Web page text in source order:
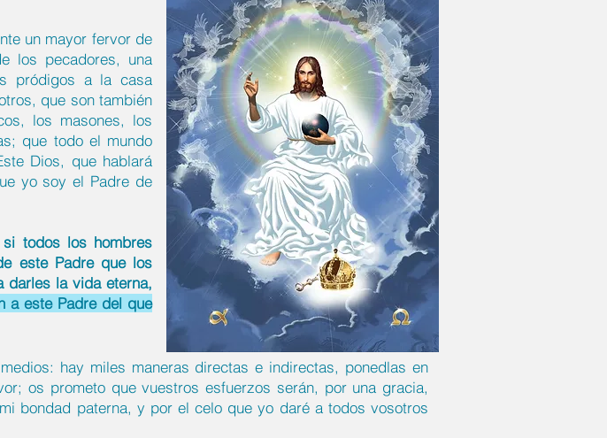
un mayor fervor de
los pecadores, una
pródigos a la casa
que son también
los masones, los
que todo el mundo
Dios, que hablará
yo soy el Padre de
si todos los hombres
este Padre que los
darles la vida eterna,
a este Padre del que
hay miles maneras directas e indirectas, ponedlas en
os prometo que vuestros esfuerzos serán, por una gracia,
bondad paterna, y por el celo que yo daré a todos vosotros